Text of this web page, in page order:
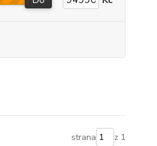
strana z 1